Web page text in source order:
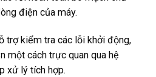
điện của máy.
trợ kiểm tra các lỗi khởi động,
một cách trực quan qua hệ
xử lý tích hợp.